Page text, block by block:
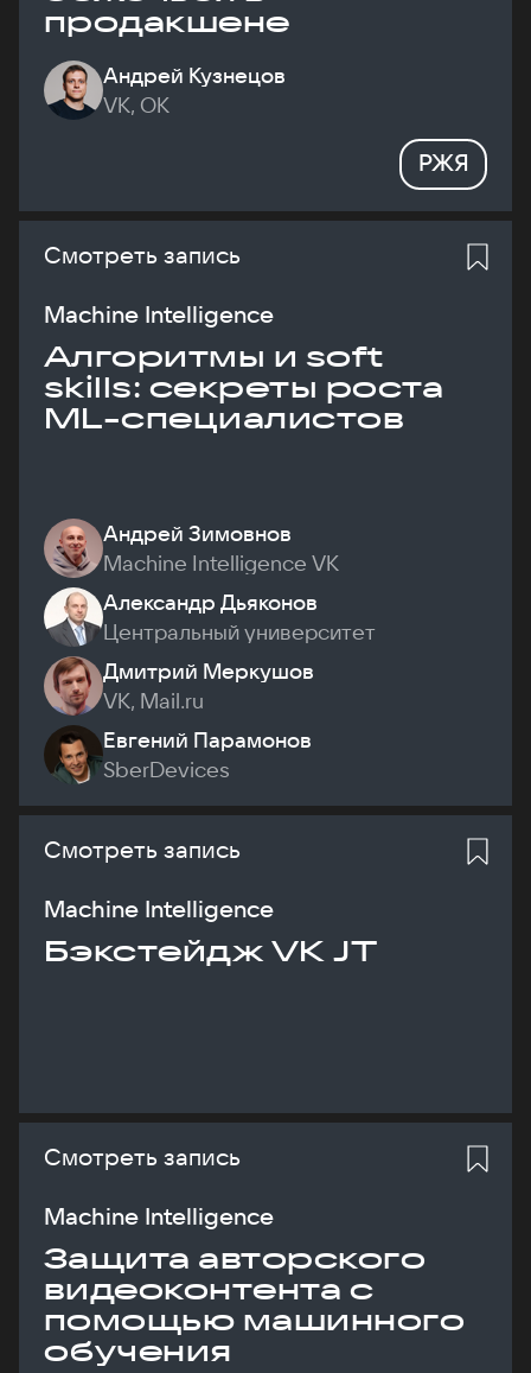
продакшене
Андрей Кузнецов
VK, ОК
РЖЯ
Смотреть запись
Machine Intelligence
Алгоритмы и soft
skills: секреты роста
ML-специалистов
Андрей Зимовнов
Machine Intelligence VK
Александр Дьяконов
Центральный университет
Дмитрий Меркушов
VK, Mail.ru
Евгений Парамонов
SberDevices
Смотреть запись
Machine Intelligence
Бэкстейдж VK JT
Смотреть запись
Machine Intelligence
Защита авторского
видеоконтента с
помощью машинного
обучения